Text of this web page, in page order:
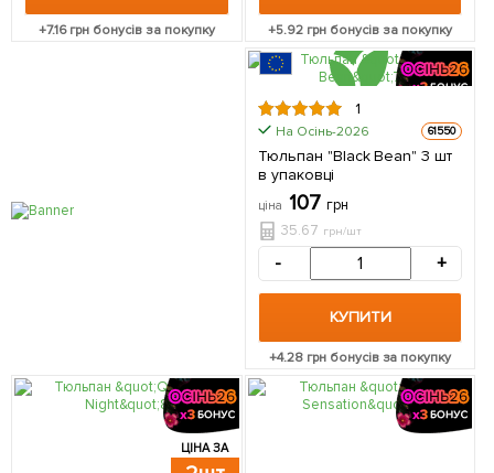
+7.16грн бонусів за покупку +5.92 грн бонусів за покупку
ЦІНА ЗА
3шт
1
На Осінь-2026 61550
Тюльпан "Black Bean" 3 шт
в упаковці
ціна 107 грн
35.67 грн/шт
- +
КУПИТИ
+4.28грн бонусів за покупку
ЦІНА ЗА